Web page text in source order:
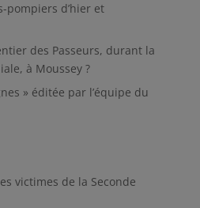
pompiers d’hier et
des Passeurs, durant la
à Moussey ?
» éditée par l’équipe du
victimes de la Seconde